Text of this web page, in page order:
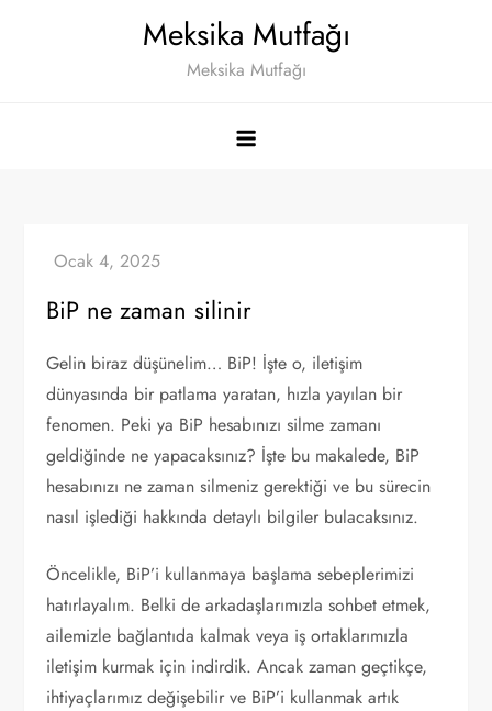
Meksika Mutfağı
Meksika Mutfağı
BiP ne zaman silinir
Gelin biraz düşünelim… BiP! İşte o, iletişim
dünyasında bir patlama yaratan, hızla yayılan bir
fenomen. Peki ya BiP hesabınızı silme zamanı
geldiğinde ne yapacaksınız? İşte bu makalede, BiP
hesabınızı ne zaman silmeniz gerektiği ve bu sürecin
nasıl işlediği hakkında detaylı bilgiler bulacaksınız.
Öncelikle, BiP’i kullanmaya başlama sebeplerimizi
hatırlayalım. Belki de arkadaşlarımızla sohbet etmek,
ailemizle bağlantıda kalmak veya iş ortaklarımızla
iletişim kurmak için indirdik. Ancak zaman geçtikçe,
ihtiyaçlarımız değişebilir ve BiP’i kullanmak artık